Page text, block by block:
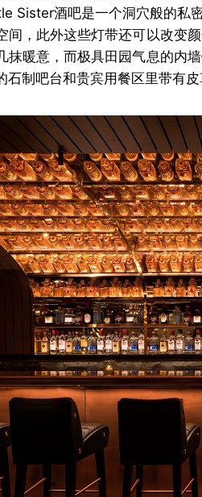
Sister酒吧是一个洞穴般的私
间，此外这些灯带还可以改变
抹暖意，而极具田园气息的内
制吧台和贵宾用餐区里带有